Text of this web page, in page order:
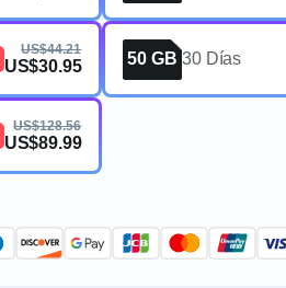
US$44.21
US$30.95 50 GB 30 Días
US$128.56
US$89.99